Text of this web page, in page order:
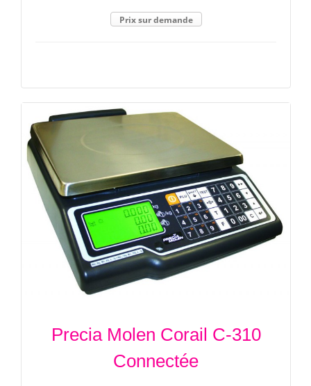
Prix sur demande
Precia Molen Corail C-310
Connectée